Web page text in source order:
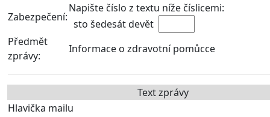
Zabezpečení:
Napište číslo z textu níže číslicemi:
sto šedesát devět
Předmět
zprávy:
Informace o zdravotní pomůcce
Text zprávy
Hlavička mailu